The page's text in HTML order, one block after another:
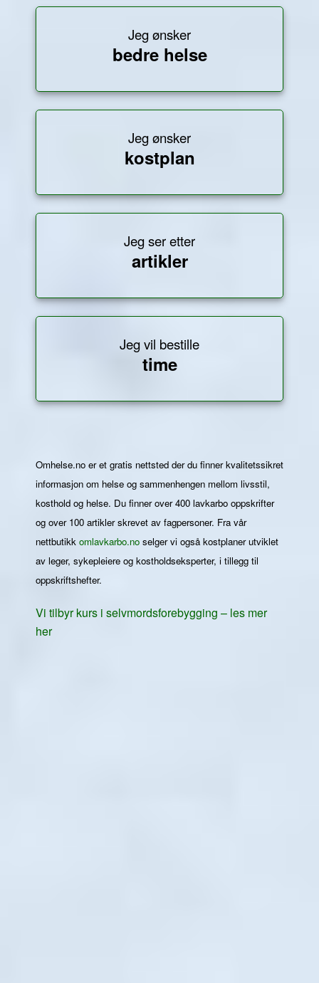
Jeg ønsker
bedre helse
Jeg ønsker
kostplan
Jeg ser etter
artikler
Jeg vil bestille
time
Omhelse.no er et gratis nettsted der du finner kvalitetssikret
informasjon om helse og sammenhengen mellom livsstil,
kosthold og helse. Du finner over 400 lavkarbo oppskrifter
og over 100 artikler skrevet av fagpersoner. Fra vår
nettbutikk omlavkarbo.no selger vi også kostplaner utviklet
av leger, sykepleiere og kostholdseksperter, i tillegg til
oppskriftshefter.
Vi tilbyr kurs i selvmordsforebygging – les mer
her